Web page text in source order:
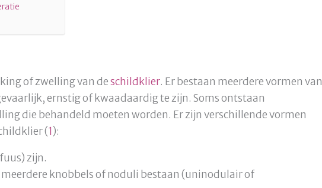
of zwelling van deschildklier. Er bestaan meerdere vormen van
ernstig of kwaadaardig te zijn. Soms ontstaan
die behandeld moeten worden. Er zijn verschillende vormen
(1):
zijn.
knobbels of noduli bestaan (uninodulair of